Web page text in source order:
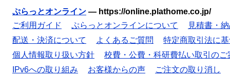
ぷらっとオンライン — https://online.plathome.co.jp/
ご利用ガイド
ぷらっとオンラインについて
見積書・
配送・決済について
よくあるご質問
特定商取引法に
個人情報取り扱い方針
校費・公費・科研費払い取引のご
IPv6への取り組み
お客様からの声 ご注文の取り消し